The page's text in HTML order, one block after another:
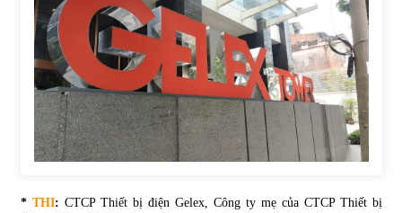
31/05/2022
Bất ổn từ các cuộc đấu giá đất ở Thanh Hoá
31/05/2022
Tiền gửi vào ngân hàng tiếp tục tăng mạnh
* THI: CTCP Thiết bị điện Gelex, Công ty mẹ của CTCP Thiết bị